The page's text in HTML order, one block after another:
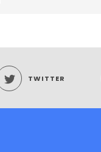
TWITTER